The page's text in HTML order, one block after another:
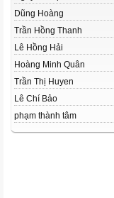
Dũng Hoàng
Trần Hồng Thanh
Lê Hồng Hải
Hoàng Minh Quân
Trần Thị Huyen
Lê Chí Bảo
phạm thành tâm